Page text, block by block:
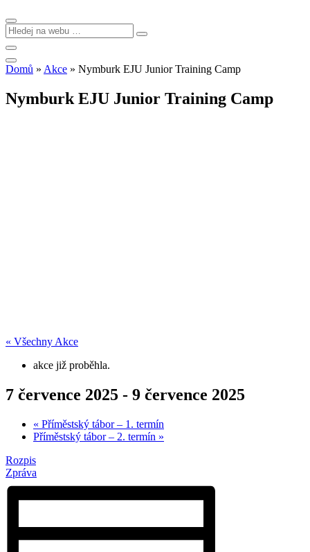
Domů » Akce » Nymburk EJU Junior Training Camp
Nymburk EJU Junior Training Camp
« Všechny Akce
akce již proběhla.
7 července 2025 - 9 července 2025
« Příměstský tábor – 1. termín
Příměstský tábor – 2. termín »
Rozpis
Zpráva